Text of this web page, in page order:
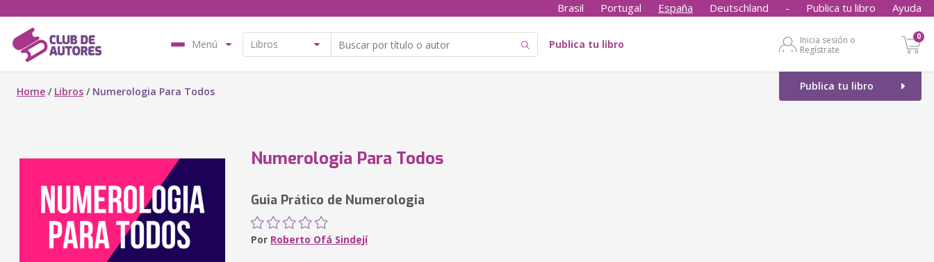
Brasil Portugal España Deutschland - Publica tu libro Ayuda
Menú Publica tu libro
Inicia sesión o
Regístrate
0
Publica tu libro
Home / Libros / Numerologia Para Todos
Numerologia Para Todos
Guia Prático de Numerologia
Por Roberto Ofá Sindejí